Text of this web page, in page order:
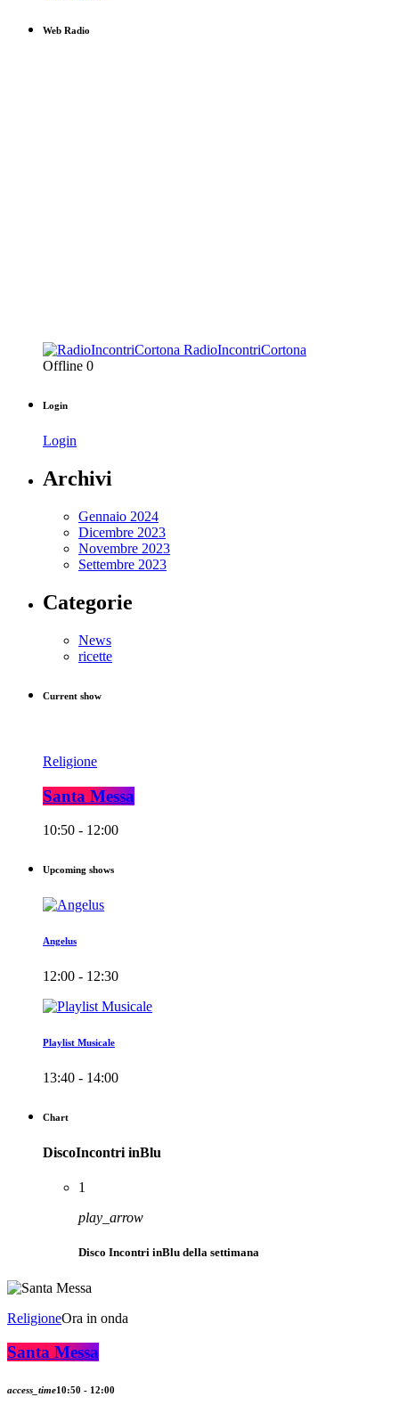
Web Radio
RadioIncontriCortona
Offline 0
Login
Login
Archivi
Gennaio 2024
Dicembre 2023
Novembre 2023
Settembre 2023
Categorie
News
ricette
Current show
Religione
Santa Messa
10:50 - 12:00
Upcoming shows
Angelus
12:00 - 12:30
Playlist Musicale
13:40 - 14:00
Chart
DiscoIncontri inBlu
1
play_arrow
Disco Incontri inBlu della settimana
ReligioneOra in onda
Santa Messa
access_time10:50 - 12:00